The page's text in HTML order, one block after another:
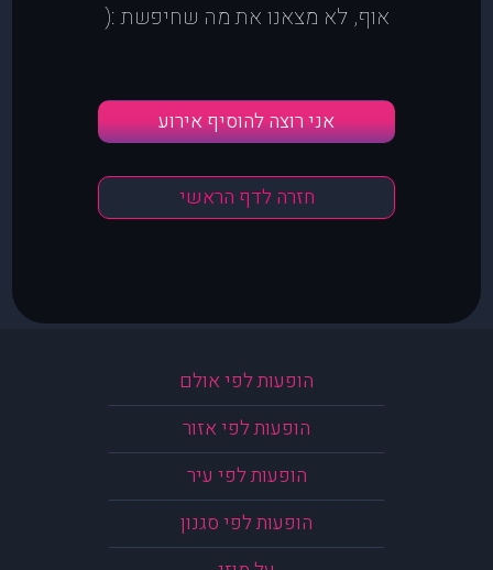
אוף, לא מצאנו את מה שחיפשת :(
אני רוצה להוסיף אירוע
חזרה לדף הראשי
הופעות לפי אולם
הופעות לפי אזור
הופעות לפי עיר
הופעות לפי סגנון